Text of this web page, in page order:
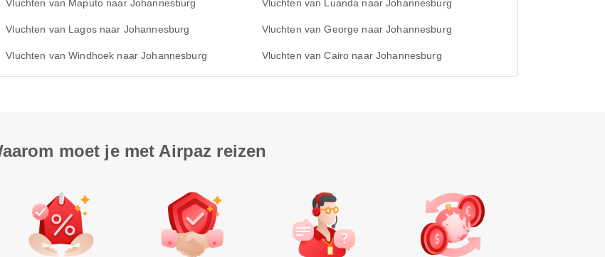
Vluchten van Maputo naar Johannesburg Vluchten van Luanda naar Johannesburg
Vluchten van Lagos naar Johannesburg Vluchten van George naar Johannesburg
Vluchten van Windhoek naar Johannesburg Vluchten van Cairo naar Johannesburg
moet je met Airpaz reizen